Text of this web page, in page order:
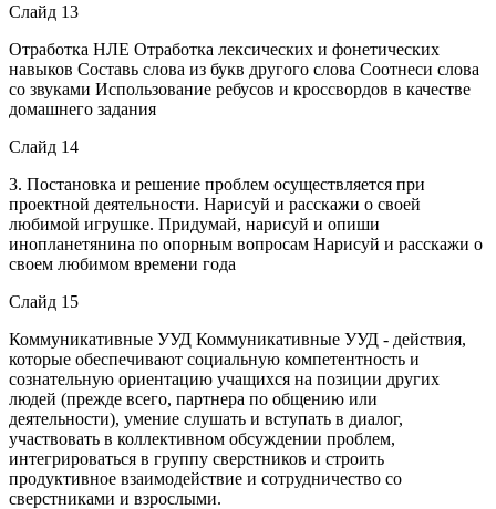
Слайд 13
Отработка НЛЕ Отработка лексических и фонетических
навыков Составь слова из букв другого слова Соотнеси слова
со звуками Использование ребусов и кроссвордов в качестве
домашнего задания
Слайд 14
3. Постановка и решение проблем осуществляется при
проектной деятельности. Нарисуй и расскажи о своей
любимой игрушке. Придумай, нарисуй и опиши
инопланетянина по опорным вопросам Нарисуй и расскажи о
своем любимом времени года
Слайд 15
Коммуникативные УУД Коммуникативные УУД - действия,
которые обеспечивают социальную компетентность и
сознательную ориентацию учащихся на позиции других
людей (прежде всего, партнера по общению или
деятельности), умение слушать и вступать в диалог,
участвовать в коллективном обсуждении проблем,
интегрироваться в группу сверстников и строить
продуктивное взаимодействие и сотрудничество со
сверстниками и взрослыми.